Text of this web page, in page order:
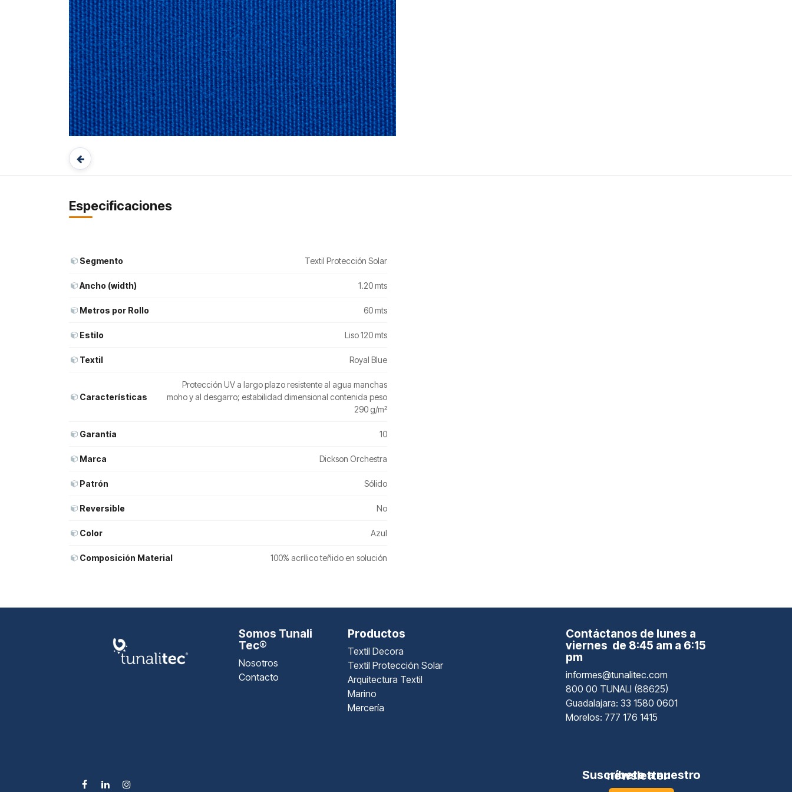
Especificaciones
Segmento Textil Protección Solar
Ancho (width) 1.20 mts
Metros por Rollo 60 mts
Estilo Liso 120 mts
Textil Royal Blue
Características
Protección UV a largo plazo resistente al agua manchas
moho y al desgarro; estabilidad dimensional contenida peso
290 g/m²
Garantía 10
Marca Dickson Orchestra
Patrón Sólido
Reversible No
Color Azul
Composición Material 100% acrílico teñido en solución
Somos Tunali
Tec®
Nosotros
Contacto
Productos
Textil Decora
Textil Protección Solar
Arquitectura Textil
Marino
Mercería
Contáctanos de lunes a
viernes de 8:45 am a 6:15
pm
informes@tunalitec.com
800 00 TUNALI (88625)
Guadalajara: 33 1580 0601
Morelos: 777 176 1415
Suscríbete a nuestro newsletter